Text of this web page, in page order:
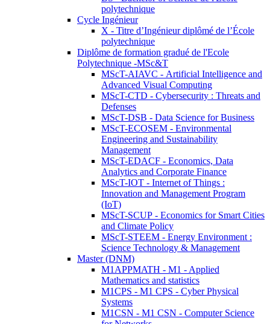
polytechnique
Cycle Ingénieur
X - Titre d’Ingénieur diplômé de l’École
polytechnique
Diplôme de formation gradué de l'Ecole
Polytechnique -MSc&T
MScT-AIAVC - Artificial Intelligence and
Advanced Visual Computing
MScT-CTD - Cybersecurity : Threats and
Defenses
MScT-DSB - Data Science for Business
MScT-ECOSEM - Environmental
Engineering and Sustainability
Management
MScT-EDACF - Economics, Data
Analytics and Corporate Finance
MScT-IOT - Internet of Things :
Innovation and Management Program
(IoT)
MScT-SCUP - Economics for Smart Cities
and Climate Policy
MScT-STEEM - Energy Environment :
Science Technology & Management
Master (DNM)
M1APPMATH - M1 - Applied
Mathematics and statistics
M1CPS - M1 CPS - Cyber Physical
Systems
M1CSN - M1 CSN - Computer Science